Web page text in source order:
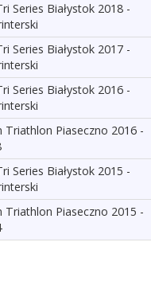
Series Białystok 2018 -
Series Białystok 2017 -
Series Białystok 2016 -
Triathlon Piaseczno 2016 -
Series Białystok 2015 -
Triathlon Piaseczno 2015 -